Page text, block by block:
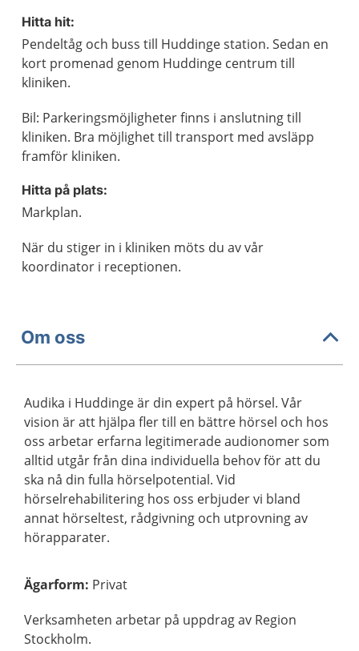
Hitta hit:
Pendeltåg och buss till Huddinge station. Sedan en
kort promenad genom Huddinge centrum till
kliniken.
Bil: Parkeringsmöjligheter finns i anslutning till
kliniken. Bra möjlighet till transport med avsläpp
framför kliniken.
Hitta på plats:
Markplan.
När du stiger in i kliniken möts du av vår
koordinator i receptionen.
Om oss
Audika i Huddinge är din expert på hörsel. Vår
vision är att hjälpa fler till en bättre hörsel och hos
oss arbetar erfarna legitimerade audionomer som
alltid utgår från dina individuella behov för att du
ska nå din fulla hörselpotential. Vid
hörselrehabilitering hos oss erbjuder vi bland
annat hörseltest, rådgivning och utprovning av
hörapparater.
Ägarform: Privat
Verksamheten arbetar på uppdrag av Region
Stockholm.